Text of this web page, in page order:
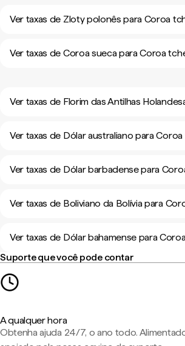
Ver taxas de Zloty polonês para Coroa
Ver taxas de Coroa sueca para Coroa
Ver taxas de Florim das Antilhas
Ver taxas de Dólar australiano para
Ver taxas de Dólar barbadense para
Ver taxas de Boliviano da Bolívia para
Ver taxas de Dólar bahamense para
Suporte que você pode contar
A qualquer hora
Obtenha ajuda 24/7, o ano todo.